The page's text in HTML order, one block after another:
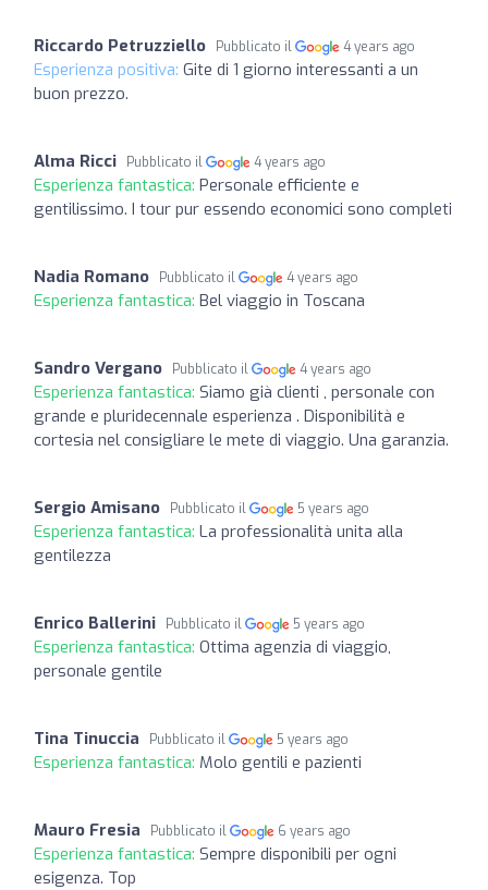
Riccardo Petruzziello Pubblicato il 4 years ago
Esperienza positiva: Gite di 1 giorno interessanti a un
buon prezzo.
Alma Ricci Pubblicato il 4 years ago
Esperienza fantastica: Personale efficiente e
gentilissimo. I tour pur essendo economici sono completi
Nadia Romano Pubblicato il 4 years ago
Esperienza fantastica: Bel viaggio in Toscana
Sandro Vergano Pubblicato il 4 years ago
Esperienza fantastica: Siamo già clienti , personale con
grande e pluridecennale esperienza . Disponibilità e
cortesia nel consigliare le mete di viaggio. Una garanzia.
Sergio Amisano Pubblicato il 5 years ago
Esperienza fantastica: La professionalità unita alla
gentilezza
Enrico Ballerini Pubblicato il 5 years ago
Esperienza fantastica: Ottima agenzia di viaggio,
personale gentile
Tina Tinuccia Pubblicato il 5 years ago
Esperienza fantastica: Molo gentili e pazienti
Mauro Fresia Pubblicato il 6 years ago
Esperienza fantastica: Sempre disponibili per ogni
esigenza. Top